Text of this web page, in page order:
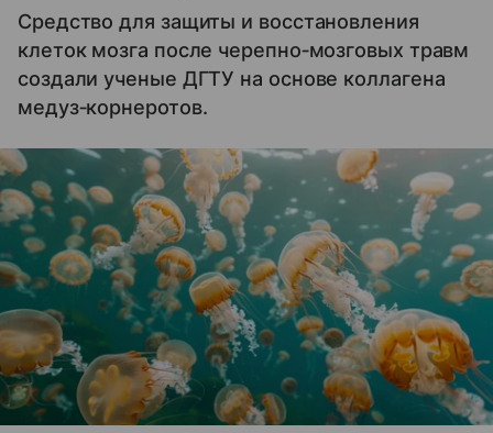
Средство для защиты и восстановления
клеток мозга после черепно‑мозговых травм
создали ученые ДГТУ на основе коллагена
медуз‑корнеротов.